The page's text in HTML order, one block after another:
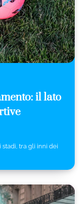
il lato
tra gli inni dei